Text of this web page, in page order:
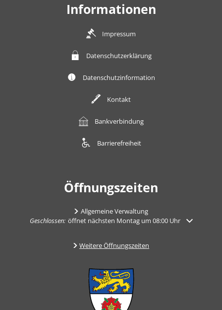
Informationen
Impressum
Datenschutzerklärung
Datenschutzinformation
Kontakt
Bankverbindung
Barrierefreiheit
Öffnungszeiten
Allgemeine Verwaltung
Klicken, um weitere Öffnungs- oder Schließzeiten auszublenden
Geschlossen: öffnet nächsten Montag um 08:00 Uhr
Weitere Öffnungszeiten